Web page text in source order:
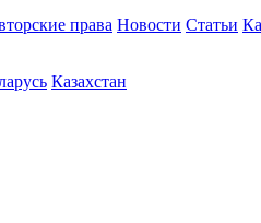
права Новости Статьи
Казахстан